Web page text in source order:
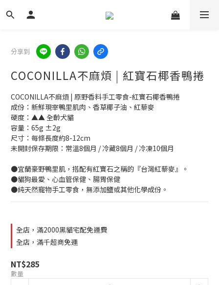
分享到
COCONILLA不麻煩 | 紅寶石椰香鴨捲
COCONILLA不麻煩 | 原野香料手工零食-紅寶石椰香鴨捲
成份：新鮮現宰鴨里肌肉、香草椰子油、紅藜麥
硬度：▲▲ 全齡犬貓
容量：65g ±2g
尺寸：每條長度約8-12cm
未開封保存期限：常溫8個月 / 冷藏8個月 / 冷凍10個月
●宜蘭豪野鴨里肌，搭配有紅寶石之稱的『台灣紅藜麥』。
●貓狗最愛、心血管保健、腸胃保健
●純天然寵物手工零食，無添加鹽或其他化學成份。
全店，滿2000黑貓宅配免運費
全店，滿千超商免運
NT$285
數量